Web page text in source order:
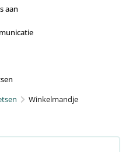
aan
Winkelmandje